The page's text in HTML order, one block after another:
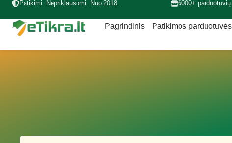
Patikimi. Nepriklausomi. Nuo 2018. 6000+ parduotuvių
Pagrindinis Patikimos parduotuvės